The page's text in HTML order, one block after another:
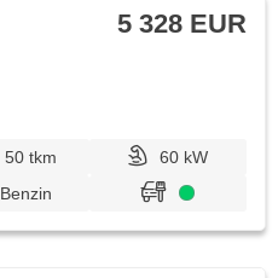
5 328 EUR
50 tkm
60 kW
Benzin